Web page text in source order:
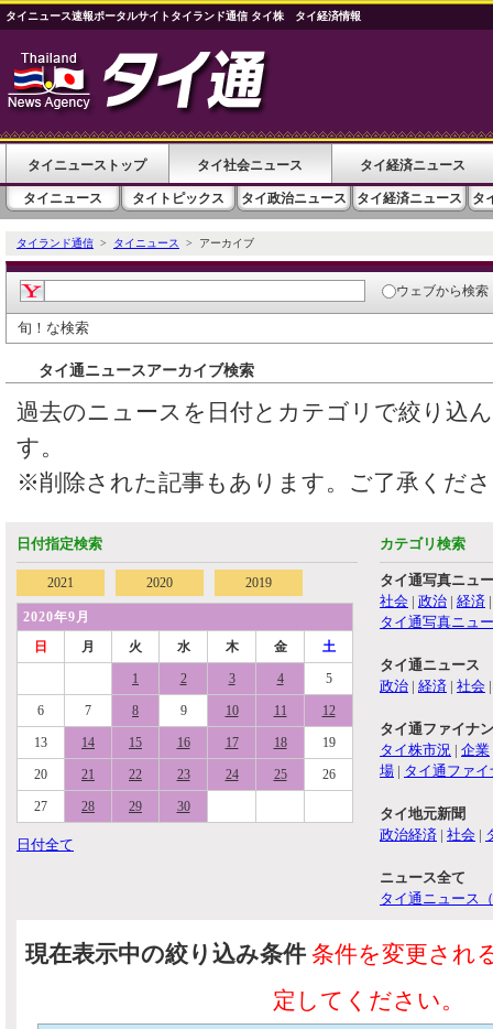
タイニュース速報ポータルサイトタイランド通信 タイ株 タイ経済情報
タイニューストップ タイ社会ニュース タイ経済ニュース
タイニュース タイトピックス タイ政治ニュース タイ経済ニュース タ
タイランド通信 > タイニュース > アーカイブ
ウェブから検索
旬！な検索
タイ通ニュースアーカイブ検索
過去のニュースを日付とカテゴリで絞り込
す。
※削除された記事もあります。ご了承くだ
日付指定検索
2021 2020 2019
2020年9月
日
月 火 水 木 金 土
1 2 3 4 5
6 7 8 9 10 11 12
13 14 15 16 17 18 19
20 21 22 23 24 25 26
27 28 29 30
日付全て
カテゴリ検索
タイ通写真ニュ
社会 | 政治 | 経済
タイ通写真ニュ
タイ通ニュース
政治 | 経済 | 社会
タイ通ファイナ
タイ株市況 | 企業
場 | タイ通ファ
タイ地元新聞
政治経済 | 社会 |
ニュース全て
タイ通ニュース
現在表示中の絞り込み条件 条件を変更され
定してください。